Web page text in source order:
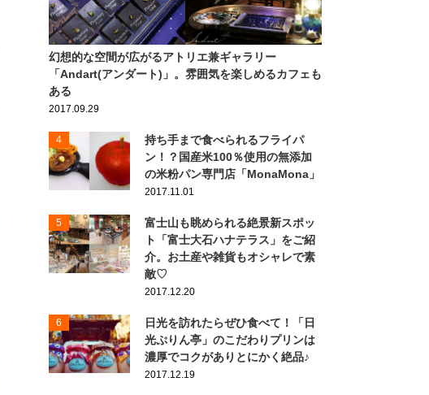
幻想的な空間が広がるアトリエ兼ギャラリー
「Andart(アンダート)」。雰囲気を楽しめるカフェも
ある
2017.09.29
4
持ち手まで食べられるフライパ
ン！？国産米100％使用の無添加
の米粉パン専門店「MonaMona」
2017.11.01
5
富士山も眺められる絶景新スポッ
ト「富士大石ハナテラス」をご紹
介。お土産や雑貨もオシャレで素
敵♡
2017.12.20
6
日光を訪れたらぜひ食べて！「日
光ぷりん亭」のこだわりプリンは
濃厚でコクがありとにかく絶品♪
2017.12.19